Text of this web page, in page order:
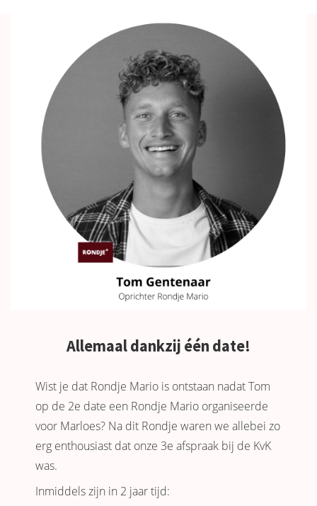
Allemaal dankzij één date!
Wist je dat Rondje Mario is ontstaan nadat Tom
op de 2e date een Rondje Mario organiseerde
voor Marloes? Na dit Rondje waren we allebei zo
erg enthousiast dat onze 3e afspraak bij de KvK
was.
Inmiddels zijn in 2 jaar tijd: